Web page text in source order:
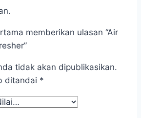
memberikan ulasan “Air
tidak akan dipublikasikan.
ditandai *